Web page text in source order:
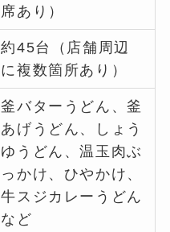
席あり）
約45台（店舗周辺
に複数箇所あり）
釜バターうどん、釜
あげうどん、しょう
ゆうどん、温玉肉ぶ
っかけ、ひやかけ、
牛スジカレーうどん
など